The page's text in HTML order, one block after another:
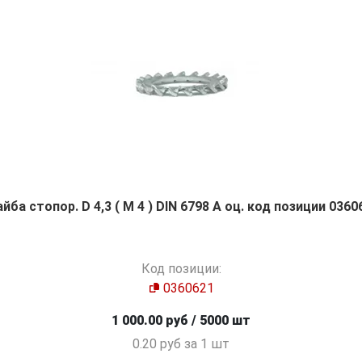
стопор. D 4,3 ( M 4 ) DIN 6798 А оц. код позиции
Код позиции:
0360621
1 000.00 руб / 5000 шт
0.20 руб за 1 шт